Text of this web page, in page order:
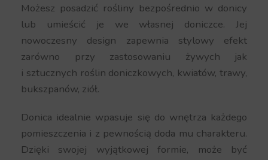
Możesz posadzić rośliny bezpośrednio w donicy
lub umieścić je we własnej doniczce. Jej
nowoczesny design zapewnia stylowy efekt
zarówno przy zastosowaniu żywych jak
i sztucznych roślin doniczkowych, kwiatów, trawy,
bukszpanów, ziół.
Donica idealnie wpasuje się do wnętrza każdego
pomieszczenia i z pewnością doda mu charakteru.
Dzięki swojej wyjątkowej formie, może być